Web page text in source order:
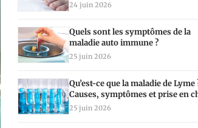
24 juin 2026
Quels sont les symptômes de la
maladie auto immune ?
25 juin 2026
Qu’est-ce que la maladie de Lyme
Causes, symptômes et prise en
25 juin 2026